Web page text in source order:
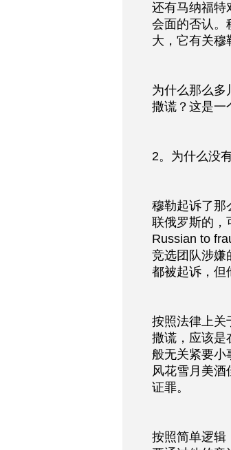
还有马纳福特
会面的否认。
大，它有关穆
为什么那么多
撒谎？这是一
2。为什么没
穆勒起诉了那
联俄罗斯的，
Russian to
竞选团队涉嫌
都被起诉，但
按照法律上关
撒谎，应该是
般无关紧要小
风花雪月美
证罪。
按照简单逻辑